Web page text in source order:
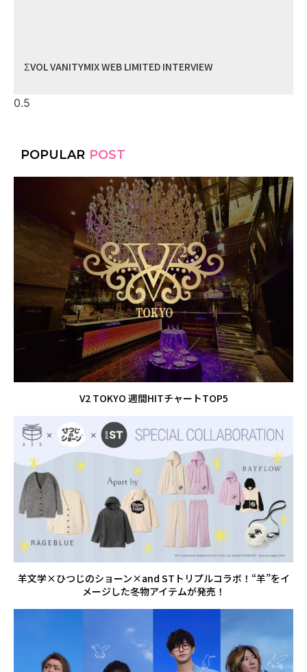
ΣVOL VANITYMIX WEB LIMITED INTERVIEW
POPULAR POST
V2 TOKYO 週間HITチャートTOP5
羊文学×ひつじのショーン×and STトリプルコラボ！“羊”をイ
メージした冬物アイテムが発売！